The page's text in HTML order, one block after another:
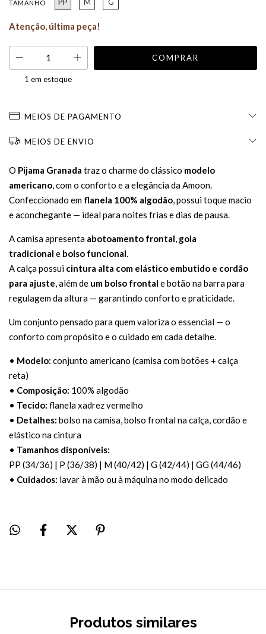
TAMANHO
Atenção, última peça!
1 em estoque
MEIOS DE PAGAMENTO
MEIOS DE ENVIO
O Pijama Granada traz o charme do clássico modelo
americano , com o conforto e a elegância da Amoon.
Confeccionado em flanela 100% algodão , possui toque macio
e aconchegante — ideal para noites frias e dias de pausa.
A camisa apresenta abotoamento frontal gola
tradicional e bolso funcional
A calça possui cintura alta com elástico embutido e cordão
para ajuste , além de um bolso frontal e botão na barra para
regulagem da altura — garantindo conforto e praticidade.
Um conjunto pensado para quem valoriza o essencial — o
conforto com propósito e o cuidado em cada detalhe.
• Modelo: conjunto americano (camisa com botões + calça
reta)
• Composição: 100% algodão
• Tecido: flanela xadrez vermelho
• Detalhes: bolso na camisa, bolso frontal na calça, cordão e
elástico na cintura
• Tamanhos disponíveis:
PP (34/36) | P (36/38) | M (40/42) | G (42/44) | GG (44/46)
• Cuidados: lavar à mão ou à máquina no modo delicado
Produtos similares